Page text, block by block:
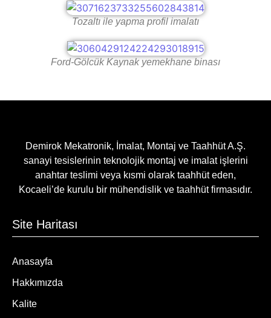
Tozaltı ile yapma profil imalatı
Ford-Gölcük Kaynak yemekhane binası
Demirok Mekatronik, İmalat, Montaj ve Taahhüt A.Ş.
sanayi tesislerinin teknolojik montaj ve imalat işlerini
anahtar teslimi veya kısmi olarak taahhüt eden,
Kocaeli’de kurulu bir mühendislik ve taahhüt firmasıdır.
Site Haritası
Anasayfa
Hakkımızda
Kalite